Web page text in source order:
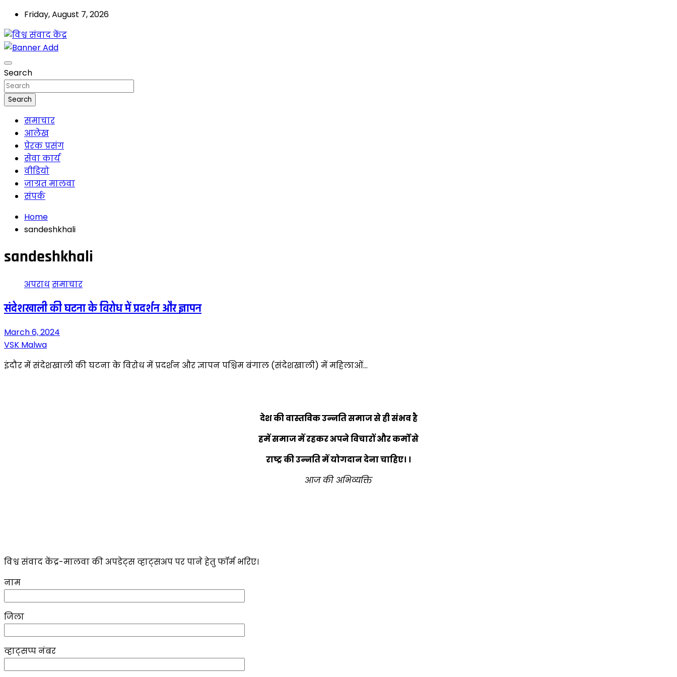
Skip
to
content
Friday, August 7, 2026
विश्व संवाद केंद्र
Search
Search
समाचार
आलेख
प्रेरक प्रसंग
सेवा कार्य
वीडियो
जाग्रत मालवा
संपर्क
Home
sandeshkhali
sandeshkhali
अपराधसमाचार
संदेशखाली की घटना के विरोध में प्रदर्शन और ज्ञापन
March 6, 2024
VSK Malwa
इंदौर में संदेशखाली की घटना के विरोध में प्रदर्शन और ज्ञापन पश्चिम बंगाल (संदेशखाली) में महिलाओं…
देश की वास्तविक उन्नति समाज से ही संभव है
हमें समाज में रहकर अपने विचारों और कर्मों से
राष्ट्र की उन्नति में योगदान देना चाहिए। ।
आज की अभिव्यक्ति
विश्व संवाद केंद्र-मालवा की अपडेट्स व्हाट्सअप पर पाने हेतु फॉर्म भरिए।
नाम
जिला
व्हाट्सप्प नंबर